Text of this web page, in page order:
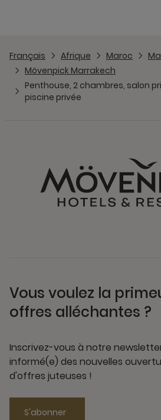
Français Afrique Maroc
Mövenpick Marrakech
Penthouse, 2 chambres, salon
piscine privée
Vous voulez la
offres alléchantes ?
Inscrivez-vous à notre
informé(e) des nouvelles
d'offres juteuses !
S'abonner